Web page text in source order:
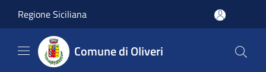
Regione Siciliana
Comune di Oliveri